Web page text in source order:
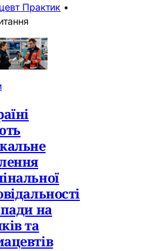
Практик •
на
та